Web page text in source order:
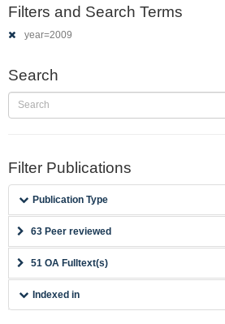
Filters and Search Terms
year=2009
Search
Filter Publications
Publication Type
63 Peer reviewed
51 OA Fulltext(s)
Indexed in